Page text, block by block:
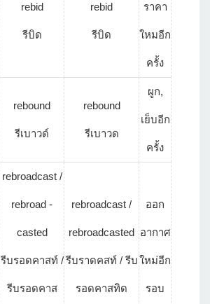
rebid
รีบิด
rebid
รีบิด
ราคา
ใหมอีก
ครั้ง
rebound
รีเบาวด์
rebound
รีเบาวด
ผูก,
เย็บอีก
ครั้ง
rebroadcast /
rebroad -
casted
รีบรอดคาสท์ /
รีบรอดคาส
rebroadcast /
rebroadcasted
รีบราดคสท์ / รีบ
รอดคาสทิด
ออก
อากาศ
ใหม่อีก
รอบ